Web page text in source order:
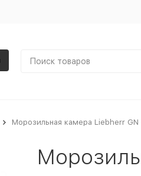
Морозильная камера Liebherr GN